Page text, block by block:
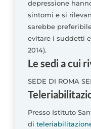
depressione
sintomi e si
sarebbe
evitare i suddetti
2014).
Le sedi a cui
SEDE DI ROMA
Presso Istituto
di